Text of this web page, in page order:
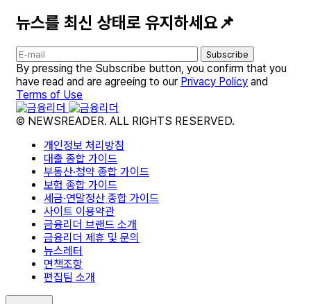
뉴스를 최신 상태로 유지하세요📌
Subscribe
By pressing the Subscribe button, you confirm that you
have read and are agreeing to our Privacy Policy and
Terms of Use
© NEWSREADER. ALL RIGHTS RESERVED.
개인정보 처리방침
대출 종합 가이드
부동산·청약 종합 가이드
보험 종합 가이드
세금·연말정산 종합 가이드
사이트 이용약관
금융리더 브랜드 소개
금융리더 제휴 및 문의
뉴스레터
면책조항
편집팀 소개